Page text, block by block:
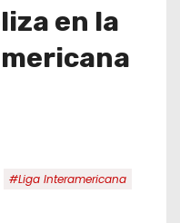
en la
#Liga Interamericana